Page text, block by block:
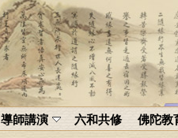
導師講演 六和共修 佛陀教